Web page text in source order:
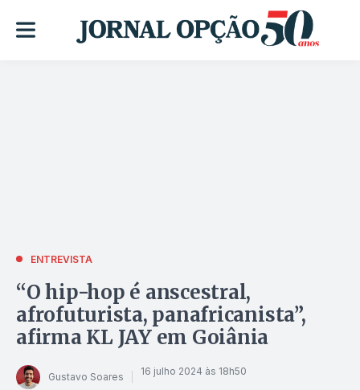
ENTREVISTA
“O hip-hop é anscestral,
afrofuturista, panafricanista”,
afirma KL JAY em Goiânia
Gustavo Soares 16 julho 2024 às 18h50